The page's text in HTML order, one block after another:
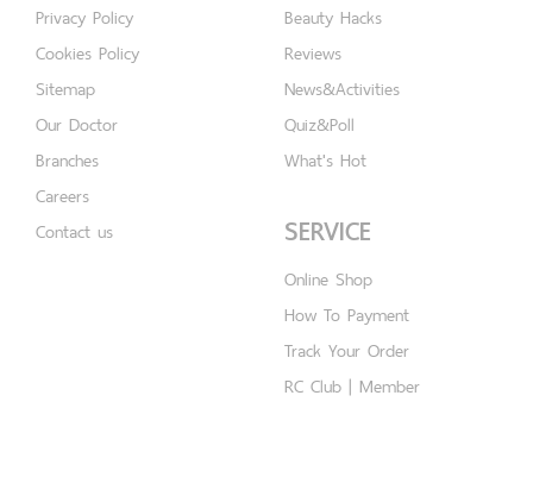
Privacy Policy
Cookies Policy
Sitemap
Our Doctor
Branches
Careers
Contact us
Beauty Hacks
Reviews
News&Activities
Quiz&Poll
What's Hot
SERVICE
Online Shop
How To Payment
Track Your Order
RC Club | Member